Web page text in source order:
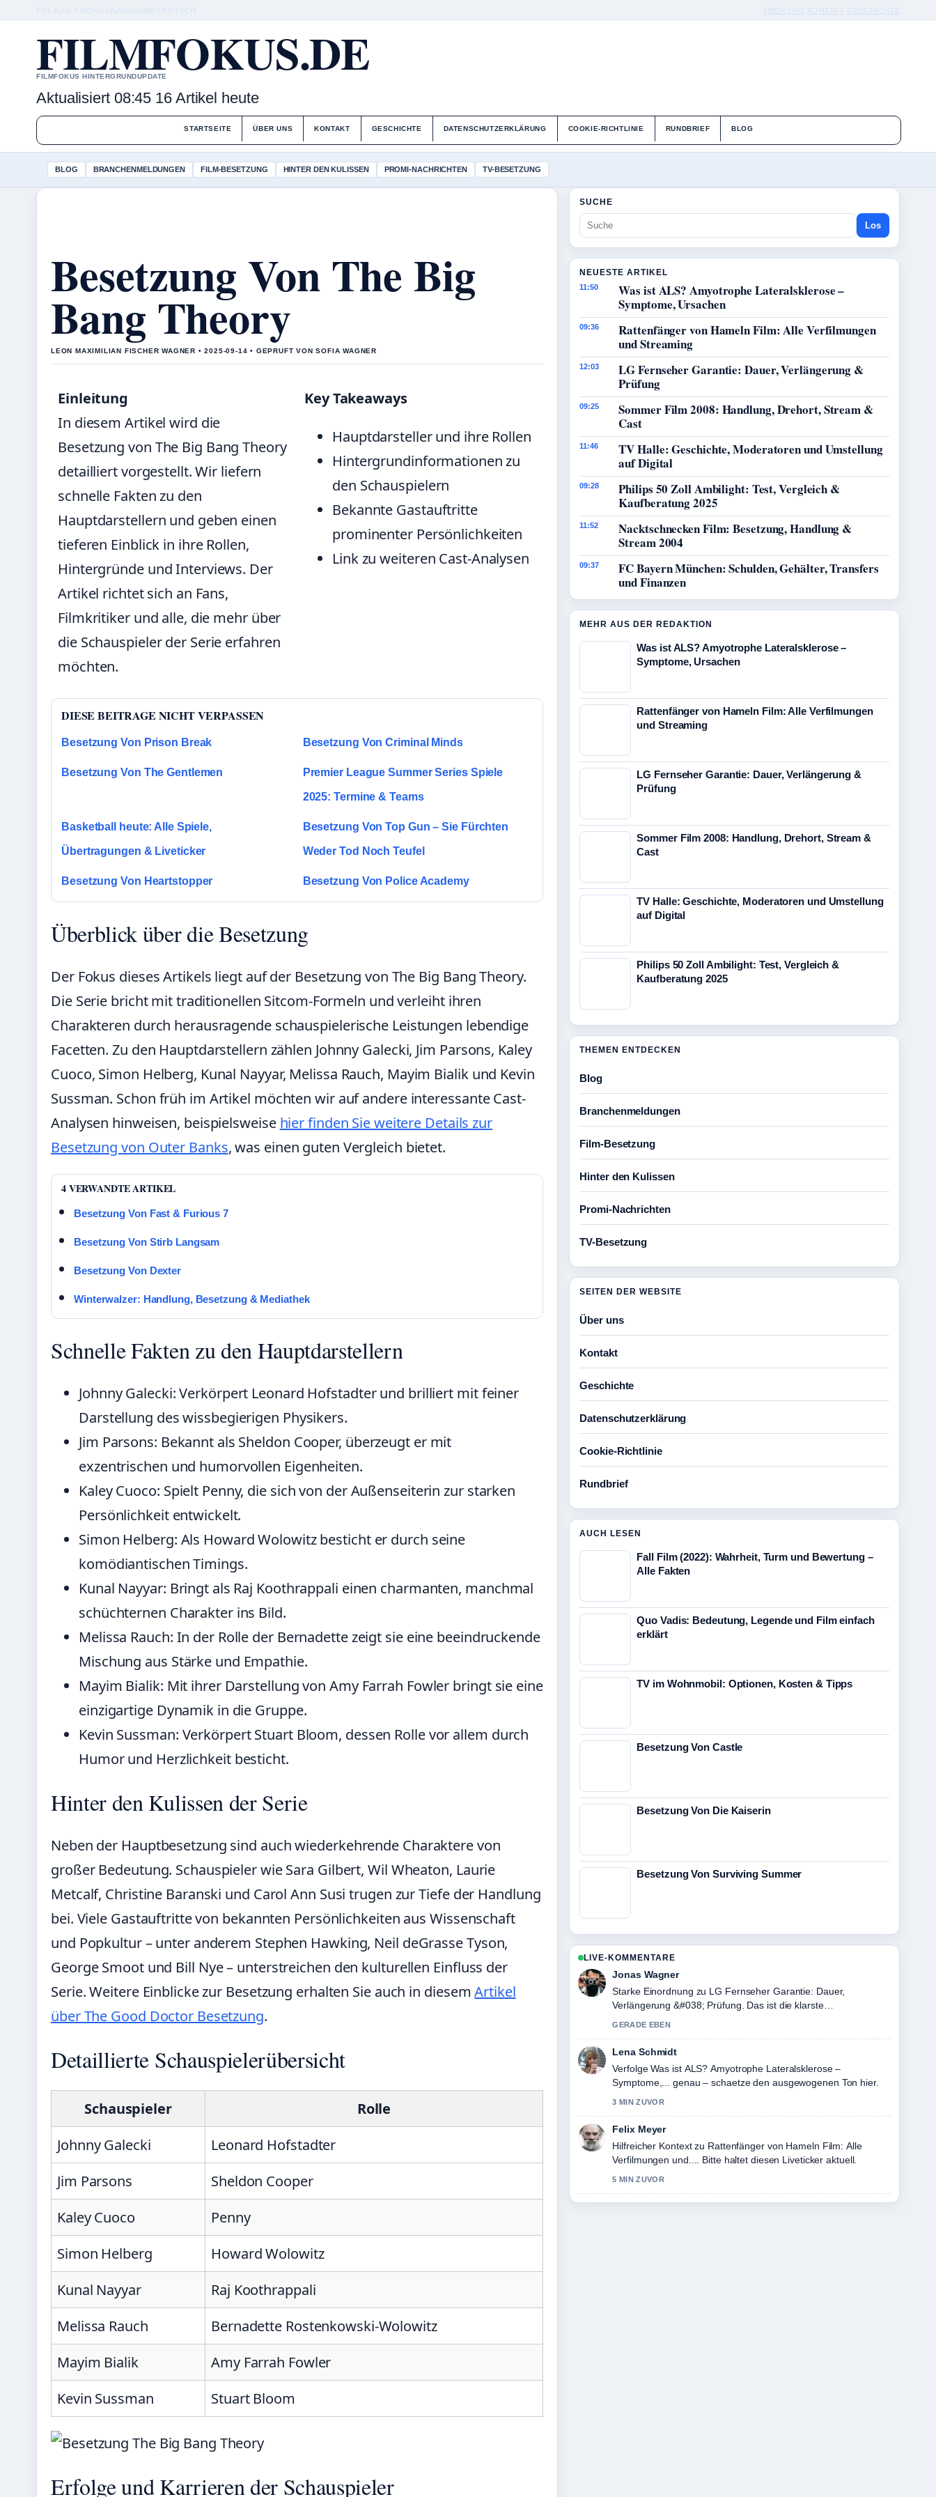
FRI, AUG 7 MORGENAUSGABE DEUTSCH ÜBER UNS KONTAKT GESCHICHTE
FILMFOKUS.DE
FILMFOKUS HINTERGRUNDUPDATE
Aktualisiert 08:45 16 Artikel heute
STARTSEITE ÜBER UNS KONTAKT GESCHICHTE DATENSCHUTZERKLÄRUNG COOKIE-RICHTLINIE RUNDBRIEF BLOG
BLOG BRANCHENMELDUNGEN FILM-BESETZUNG HINTER DEN KULISSEN PROMI-NACHRICHTEN TV-BESETZUNG
Besetzung Von The Big
Bang Theory
LEON MAXIMILIAN FISCHER WAGNER • 2025-09-14 • GEPRUFT VON SOFIA WAGNER
Einleitung
In diesem Artikel wird die
Besetzung von The Big Bang Theory
detailliert vorgestellt. Wir liefern
schnelle Fakten zu den
Hauptdarstellern und geben einen
tieferen Einblick in ihre Rollen,
Hintergründe und Interviews. Der
Artikel richtet sich an Fans,
Filmkritiker und alle, die mehr über
die Schauspieler der Serie erfahren
möchten.
Key Takeaways
Hauptdarsteller und ihre Rollen
Hintergrundinformationen zu
den Schauspielern
Bekannte Gastauftritte
prominenter Persönlichkeiten
Link zu weiteren Cast-Analysen
DIESE BEITRAGE NICHT VERPASSEN
Besetzung Von Prison Break Besetzung Von Criminal Minds
Besetzung Von The Gentlemen Premier League Summer Series Spiele
2025: Termine & Teams
Basketball heute: Alle Spiele,
Übertragungen & Liveticker
Besetzung Von Top Gun – Sie Fürchten
Weder Tod Noch Teufel
Besetzung Von Heartstopper Besetzung Von Police Academy
Überblick über die Besetzung
Der Fokus dieses Artikels liegt auf der Besetzung von The Big Bang Theory.
Die Serie bricht mit traditionellen Sitcom-Formeln und verleiht ihren
Charakteren durch herausragende schauspielerische Leistungen lebendige
Facetten. Zu den Hauptdarstellern zählen Johnny Galecki, Jim Parsons, Kaley
Cuoco, Simon Helberg, Kunal Nayyar, Melissa Rauch, Mayim Bialik und Kevin
Sussman. Schon früh im Artikel möchten wir auf andere interessante Cast-
Analysen hinweisen, beispielsweise hier finden Sie weitere Details zur
Besetzung von Outer Banks, was einen guten Vergleich bietet.
4 VERWANDTE ARTIKEL
Besetzung Von Fast & Furious 7
Besetzung Von Stirb Langsam
Besetzung Von Dexter
Winterwalzer: Handlung, Besetzung & Mediathek
Schnelle Fakten zu den Hauptdarstellern
Johnny Galecki: Verkörpert Leonard Hofstadter und brilliert mit feiner
Darstellung des wissbegierigen Physikers.
Jim Parsons: Bekannt als Sheldon Cooper, überzeugt er mit
exzentrischen und humorvollen Eigenheiten.
Kaley Cuoco: Spielt Penny, die sich von der Außenseiterin zur starken
Persönlichkeit entwickelt.
Simon Helberg: Als Howard Wolowitz besticht er durch seine
komödiantischen Timings.
Kunal Nayyar: Bringt als Raj Koothrappali einen charmanten, manchmal
schüchternen Charakter ins Bild.
Melissa Rauch: In der Rolle der Bernadette zeigt sie eine beeindruckende
Mischung aus Stärke und Empathie.
Mayim Bialik: Mit ihrer Darstellung von Amy Farrah Fowler bringt sie eine
einzigartige Dynamik in die Gruppe.
Kevin Sussman: Verkörpert Stuart Bloom, dessen Rolle vor allem durch
Humor und Herzlichkeit besticht.
Hinter den Kulissen der Serie
Neben der Hauptbesetzung sind auch wiederkehrende Charaktere von
großer Bedeutung. Schauspieler wie Sara Gilbert, Wil Wheaton, Laurie
Metcalf, Christine Baranski und Carol Ann Susi trugen zur Tiefe der Handlung
bei. Viele Gastauftritte von bekannten Persönlichkeiten aus Wissenschaft
und Popkultur – unter anderem Stephen Hawking, Neil deGrasse Tyson,
George Smoot und Bill Nye – unterstreichen den kulturellen Einfluss der
Serie. Weitere Einblicke zur Besetzung erhalten Sie auch in diesemArtikel
über The Good Doctor Besetzung.
Detaillierte Schauspielerübersicht
Schauspieler
Rolle
Johnny Galecki
Leonard Hofstadter
Jim Parsons
Sheldon Cooper
Kaley Cuoco
Penny
Simon Helberg
Howard Wolowitz
Kunal Nayyar
Raj Koothrappali
Melissa Rauch
Bernadette Rostenkowski-Wolowitz
Mayim Bialik
Amy Farrah Fowler
Kevin Sussman
Stuart Bloom
Erfolge und Karrieren der Schauspieler
SUCHE
Los
NEUESTE ARTIKEL
11:50
Was ist ALS? Amyotrophe Lateralsklerose –
Symptome, Ursachen
09:36
Rattenfänger von Hameln Film: Alle Verfilmungen
und Streaming
12:03
LG Fernseher Garantie: Dauer, Verlängerung &
Prüfung
09:25
Sommer Film 2008: Handlung, Drehort, Stream &
Cast
11:46
TV Halle: Geschichte, Moderatoren und Umstellung
auf Digital
09:28
Philips 50 Zoll Ambilight: Test, Vergleich &
Kaufberatung 2025
11:52
Nacktschnecken Film: Besetzung, Handlung &
Stream 2004
09:37
FC Bayern München: Schulden, Gehälter, Transfers
und Finanzen
MEHR AUS DER REDAKTION
Was ist ALS? Amyotrophe Lateralsklerose –
Symptome, Ursachen
Rattenfänger von Hameln Film: Alle Verfilmungen
und Streaming
LG Fernseher Garantie: Dauer, Verlängerung &
Prüfung
Sommer Film 2008: Handlung, Drehort, Stream &
Cast
TV Halle: Geschichte, Moderatoren und Umstellung
auf Digital
Philips 50 Zoll Ambilight: Test, Vergleich &
Kaufberatung 2025
THEMEN ENTDECKEN
Blog
Branchenmeldungen
Film-Besetzung
Hinter den Kulissen
Promi-Nachrichten
TV-Besetzung
SEITEN DER WEBSITE
Über uns
Kontakt
Geschichte
Datenschutzerklärung
Cookie-Richtlinie
Rundbrief
AUCH LESEN
Fall Film (2022): Wahrheit, Turm und Bewertung –
Alle Fakten
Quo Vadis: Bedeutung, Legende und Film einfach
erklärt
TV im Wohnmobil: Optionen, Kosten & Tipps
Besetzung Von Castle
Besetzung Von Die Kaiserin
Besetzung Von Surviving Summer
LIVE-KOMMENTARE
Jonas Wagner
Starke Einordnung zu LG Fernseher Garantie: Dauer,
Verlängerung &#038; Prüfung. Das ist die klarste
GERADE EBEN
Lena Schmidt
Verfolge Was ist ALS? Amyotrophe Lateralsklerose –
Symptome,... genau – schaetze den ausgewogenen Ton hier.
3 MIN ZUVOR
Felix Meyer
Hilfreicher Kontext zu Rattenfänger von Hameln Film: Alle
Verfilmungen und.... Bitte haltet diesen Liveticker aktuell.
5 MIN ZUVOR